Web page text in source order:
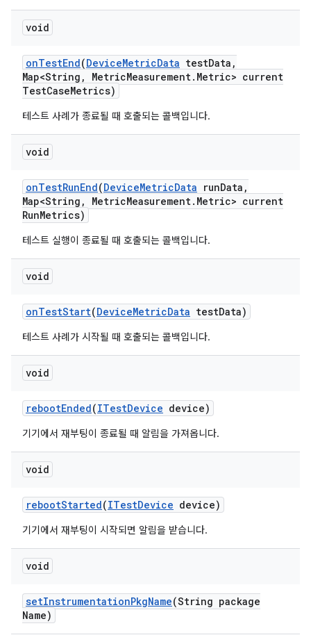
void
onTestEnd(DeviceMetricData testData ,
Map<String , MetricMeasurement. Metric> current
TestCaseMetrics)
테스트 사례가 종료될 때 호출되는 콜백입니다.
void
onTestRunEnd(DeviceMetricData runData ,
Map<String , MetricMeasurement. Metric> current
RunMetrics)
테스트 실행이 종료될 때 호출되는 콜백입니다.
void
onTestStart(DeviceMetricData testData)
테스트 사례가 시작될 때 호출되는 콜백입니다.
void
rebootEnded(ITestDevice device)
기기에서 재부팅이 종료될 때 알림을 가져옵니다.
void
rebootStarted(ITestDevice device)
기기에서 재부팅이 시작되면 알림을 받습니다.
void
setInstrumentationPkgName(String package
Name)